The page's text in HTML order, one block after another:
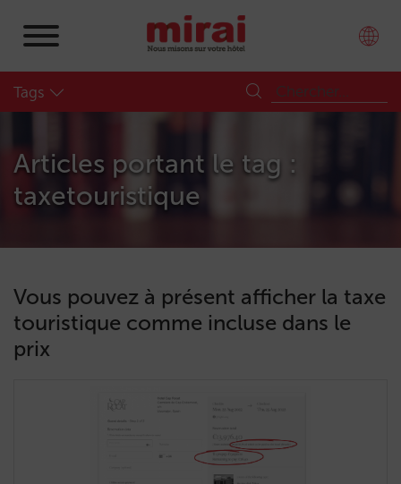
Tags
Articles portant le tag :
taxetouristique
Vous pouvez à présent afficher la taxe
touristique comme incluse dans le
prix